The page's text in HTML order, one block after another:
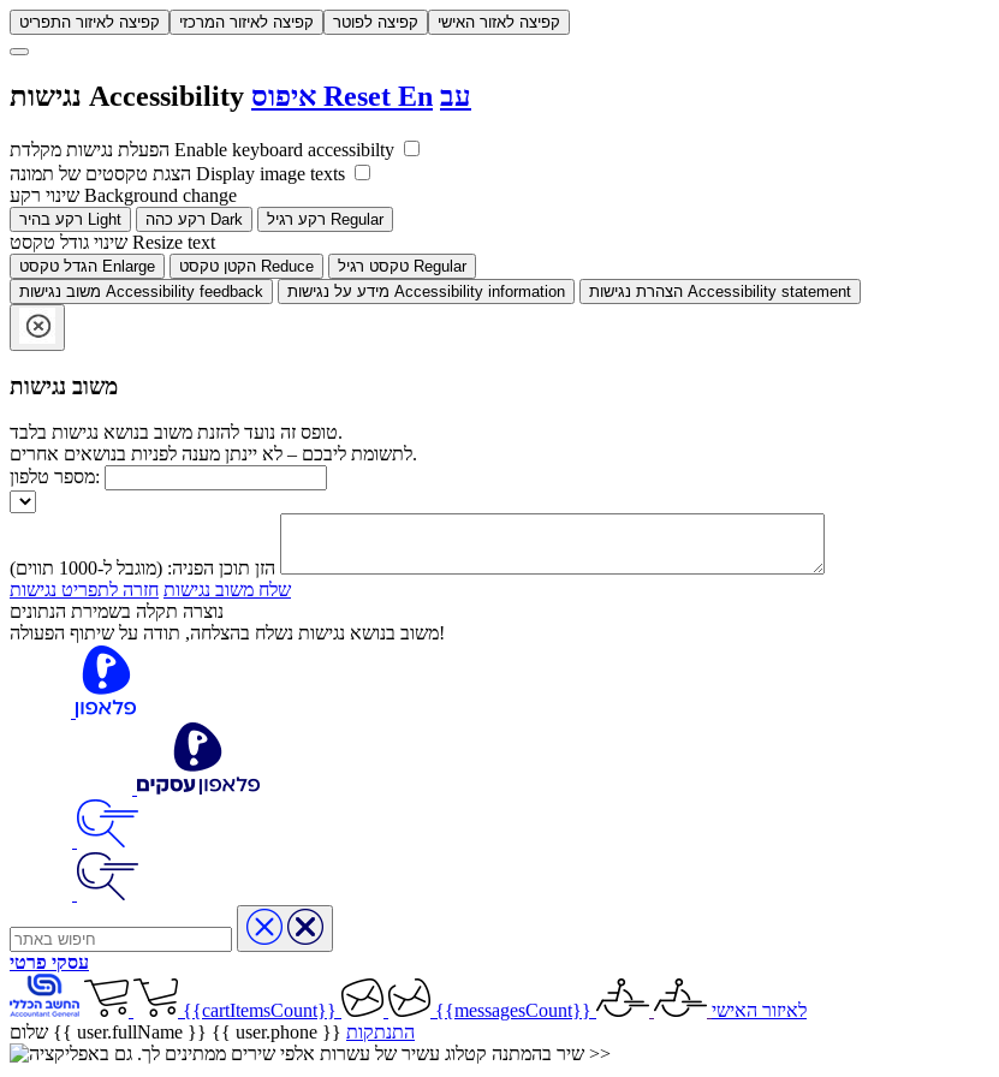
קפיצה לאיזור התפריט קפיצה לאיזור המרכזי קפיצה לפוטר קפיצה לאזור האישי
Accessibility Reset En עב
Enable keyboard accessibilty
Display image texts
Background change
Light Dark Regular
Resize text
Enlarge Reduce
Regular
Accessibility feedback Accessibility information Accessibility statement
משוב נגישות
טופס זה נועד להזנת משוב בנושא נגישות בלבד.
לתשומת ליבכם – לא יינתן מענה לפניות בנושאים אחרים.
מספר טלפון:
הזן תוכן הפניה: (מוגבל ל-1000 תווים)
שלח משוב נגישות חזרה לתפריט נגישות
נוצרה תקלה בשמירת הנתונים
משוב בנושא נגישות נשלח בהצלחה, תודה על שיתוף הפעולה!
עסקי פרטי
{{cartItemsCount}} {{messagesCount}}
לאיזור האישי
שלום {{ user.fullName }} {{ user.phone }} התנתקות